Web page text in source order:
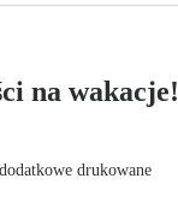
na wakacje!
drukowane